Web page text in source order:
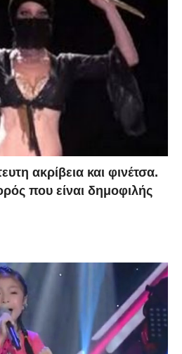
ακρίβεια και φινέτσα.
που είναι δημοφιλής